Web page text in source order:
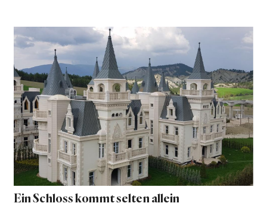
Ein Schloss kommt selten allein